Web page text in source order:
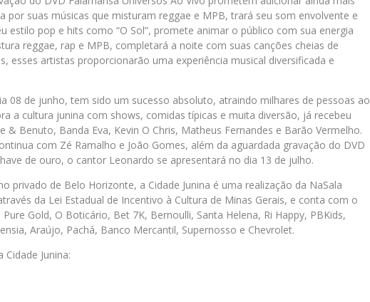
por suas músicas que misturam reggae e MPB, trará seu som envolvente e
estilo pop e hits como “O Sol”, promete animar o público com sua energia
reggae, rap e MPB, completará a noite com suas canções cheias de
esses artistas proporcionarão uma experiência musical diversificada e
08 de junho, tem sido um sucesso absoluto, atraindo milhares de pessoas ao
a cultura junina com shows, comidas típicas e muita diversão, já recebeu
Benuto, Banda Eva, Kevin O Chris, Matheus Fernandes e Barão Vermelho.
com Zé Ramalho e João Gomes, além da aguardada gravação do DVD
de ouro, o cantor Leonardo se apresentará no dia 13 de julho.
privado de Belo Horizonte, a Cidade Junina é uma realização da NaSala
da Lei Estadual de Incentivo à Cultura de Minas Gerais, e conta com o
Gold, O Boticário, Bet 7K, Bernoulli, Santa Helena, Ri Happy, PBKids,
Araújo, Pachá, Banco Mercantil, Supernosso e Chevrolet.
Junina: